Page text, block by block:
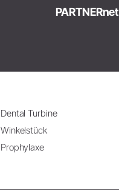
PARTNERnet
Dental Turbine
Winkelstück
Prophylaxe